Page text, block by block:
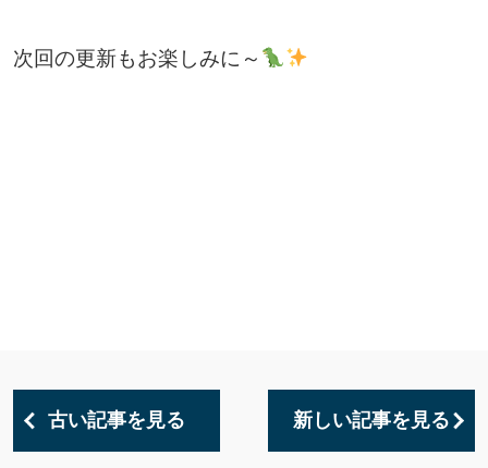
次回の更新もお楽しみに～
古い記事を見る 新しい記事を見る